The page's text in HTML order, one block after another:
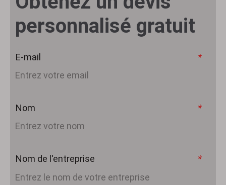
personnalisé gratuit
*
E-mail
*
Nom
*
Nom de l'entreprise